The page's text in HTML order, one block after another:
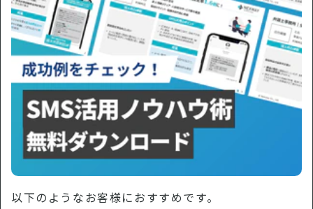
以下のようなお客様におすすめです。